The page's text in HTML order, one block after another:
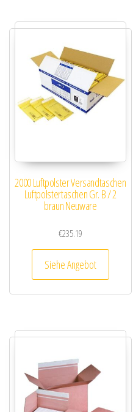
2000 Luftpolster Versandtaschen
Luftpolstertaschen Gr. B / 2
braun Neuware
€235.19
Siehe Angebot